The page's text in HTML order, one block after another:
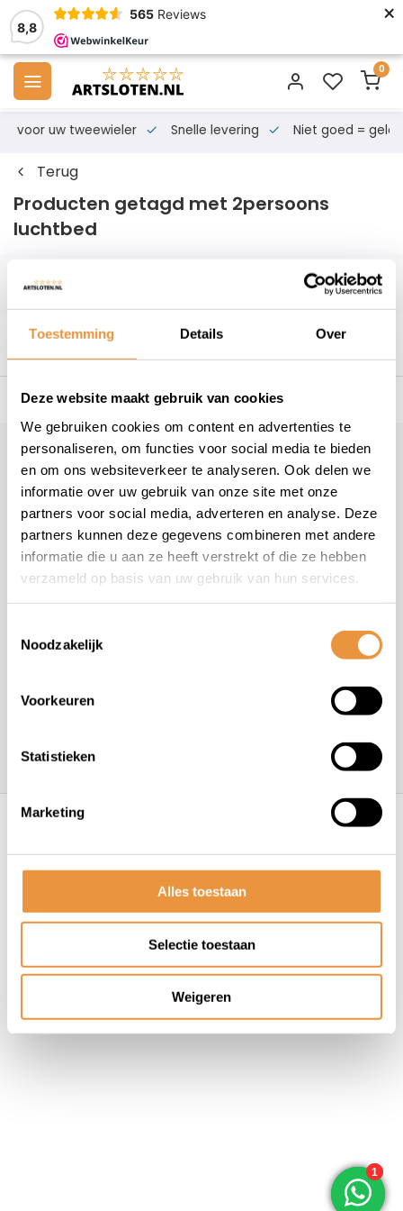
Toestemming Details Over
Deze website maakt gebruik van cookies
We gebruiken cookies om content en advertenties te
personaliseren, om functies voor social media te bieden
en om ons websiteverkeer te analyseren. Ook delen we
informatie over uw gebruik van onze site met onze
partners voor social media, adverteren en analyse. Deze
partners kunnen deze gegevens combineren met andere
informatie die u aan ze heeft verstrekt of die ze hebben
verzameld op basis van uw gebruik van hun services.
Noodzakelijk
Voorkeuren
Statistieken
Marketing
Alles toestaan
Selectie toestaan
Weigeren
8,8
565 Reviews ×
0
voor uw tweewieler Snelle levering Niet goed = geld
Terug
Producten getagd met 2persoons
luchtbed
Filters
voor uw tweewieler Snelle levering
Klantenservice
Veelgestelde vragen
+31 78 780 2330
info@artsloten.nl
Contactgegevens
Algemene voorwaarden Disclaimer
Privacy
Policy
Sitemap